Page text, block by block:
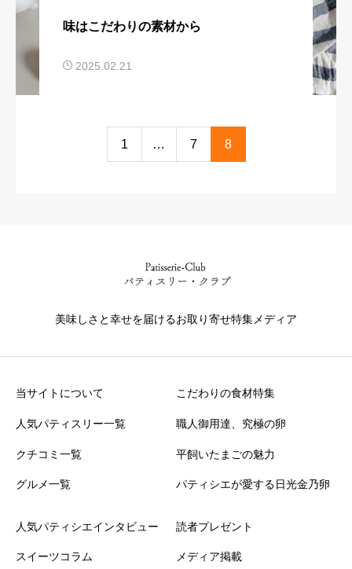
味はこだわりの素材から
2025.02.21
1 … 7 8
美味しさと幸せを届けるお取り寄せ特集メディア
当サイトについて
人気パティスリー一覧
クチコミ一覧
グルメ一覧
こだわりの食材特集
職人御用達、究極の卵
平飼いたまごの魅力
パティシエが愛する日光金乃卵
人気パティシエインタビュー
スイーツコラム
読者プレゼント
メディア掲載